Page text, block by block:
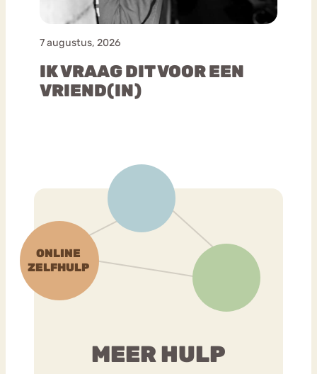
7 augustus, 2026
IK VRAAG DIT VOOR EEN
VRIEND(IN)
MEER HULP